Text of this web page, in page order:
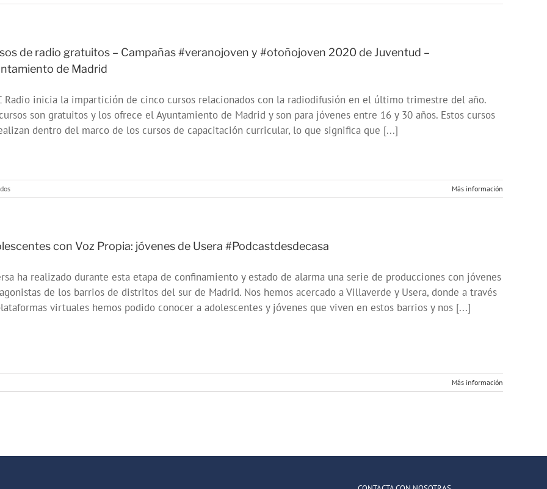
Cumpleaños
Experimental
de radio gratuitos – Campañas #veranojoven y #otoñojoven 2020 de Juventud –
de Madrid
Radio inicia la impartición de cinco cursos relacionados con la radiodifusión en el último trimestre del año.
son gratuitos y los ofrece el Ayuntamiento de Madrid y son para jóvenes entre 16 y 30 años. Estos cursos
dentro del marco de los cursos de capacitación curricular, lo que significa que [...]
en
Cursos
–
y
#otoñojoven
2020
de
Más información
con Voz Propia: jóvenes de Usera #Podcastdesdecasa
ha realizado durante esta etapa de confinamiento y estado de alarma una serie de producciones con jóvenes
de los barrios de distritos del sur de Madrid. Nos hemos acercado a Villaverde y Usera, donde a través
virtuales hemos podido conocer a adolescentes y jóvenes que viven en estos barrios y nos [...]
Más información